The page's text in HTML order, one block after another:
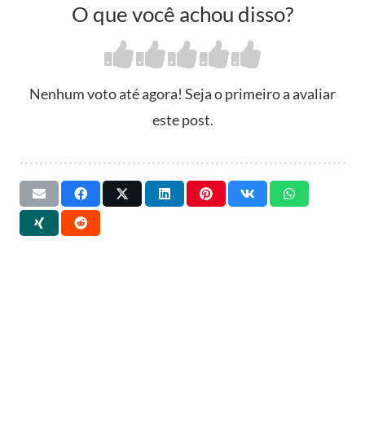
O que você achou disso?
Nenhum voto até agora! Seja o primeiro a avaliar
este post.